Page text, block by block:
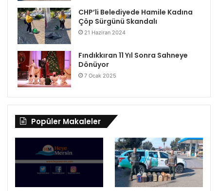
CHP’li Belediyede Hamile Kadına
Çöp Sürgünü Skandalı
21 Haziran 2024
Fındıkkıran 11 Yıl Sonra Sahneye
Dönüyor
7 Ocak 2025
Popüler Makaleler